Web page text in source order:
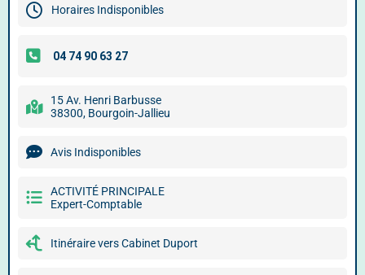
Horaires Indisponibles
15 Av. Henri Barbusse
38300, Bourgoin-Jallieu
Avis Indisponibles
ACTIVITÉ PRINCIPALE
Expert-Comptable
Itinéraire vers Cabinet Duport